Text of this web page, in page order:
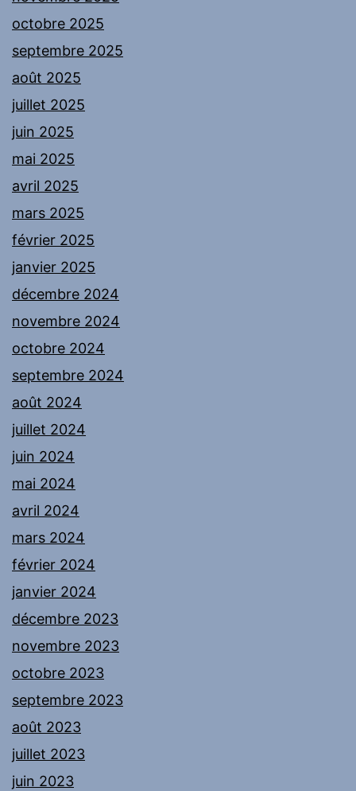
octobre 2025
septembre 2025
août 2025
juillet 2025
juin 2025
mai 2025
avril 2025
mars 2025
février 2025
janvier 2025
décembre 2024
novembre 2024
octobre 2024
septembre 2024
août 2024
juillet 2024
juin 2024
mai 2024
avril 2024
mars 2024
février 2024
janvier 2024
décembre 2023
novembre 2023
octobre 2023
septembre 2023
août 2023
juillet 2023
juin 2023